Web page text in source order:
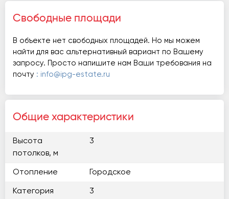
Свободные площади
В объекте нет свободных площадей. Но мы можем
найти для вас альтернативный вариант по Вашему
запросу. Просто напишите нам Ваши требования на
почту : info@ipg-estate.ru
Общие характеристики
Высота
потолков, м
3
Отопление Городское
Категория
3